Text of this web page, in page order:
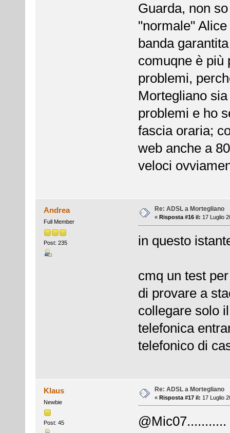
Guarda, non
"normale"
banda
comuqne è più
problemi,
Mortegliano
problemi e ho
fascia oraria;
web anche a
veloci
Andrea
Full Member
Post: 235
Re: ADSL a Mortegliano
« Risposta #16 il: 17 Luglio
in questo
cmq un test
di provare a
collegare solo
telefonica
telefonico di
Klaus
Newbie
Post: 45
Re: ADSL a Mortegliano
« Risposta #17 il: 17 Luglio
@Mic07...........